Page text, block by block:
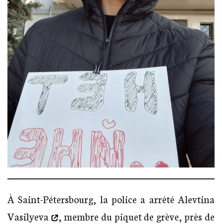
À Saint-Pétersbourg, la police a arrêté Alevtina
Vasilyeva
, membre du piquet de grève, près de